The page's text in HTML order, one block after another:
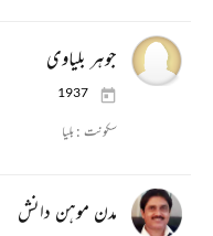
جوہر بلیاوی
1937
سکونت : بلیا
مدن موہن دانش